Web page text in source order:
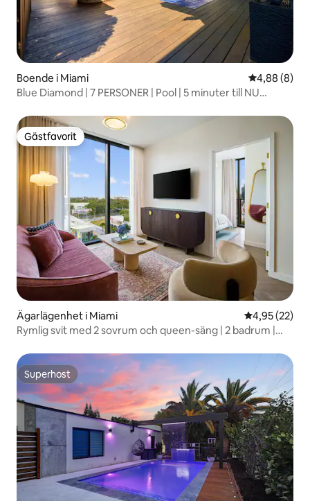
Boende i Miami 4,88 av 5 i
4,88 (8)
Blue Diamond | 7 PERSONER | Pool | 5 minuter till NU
Gästfavorit
Gästfavorit
Ägarlägenhet i Miami 4,95 av 5 i
4,95 (22)
Rymlig svit med 2 sovrum och queen-säng | 2 badrum |
Superhost
Superhost